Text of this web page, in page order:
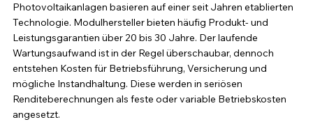
Photovoltaikanlagen basieren auf einer seit Jahren etablierten
Technologie. Modulhersteller bieten häufig Produkt- und
Leistungsgarantien über 20 bis 30 Jahre. Der laufende
Wartungsaufwand ist in der Regel überschaubar, dennoch
entstehen Kosten für Betriebsführung, Versicherung und
mögliche Instandhaltung. Diese werden in seriösen
Renditeberechnungen als feste oder variable Betriebskosten
angesetzt.